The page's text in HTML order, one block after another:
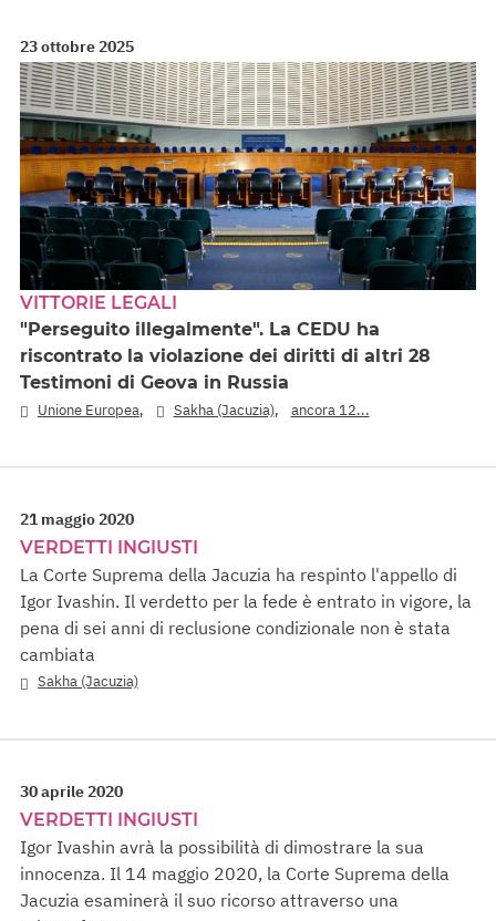
23 ottobre 2025
VITTORIE LEGALI
"Perseguito illegalmente". La CEDU ha
riscontrato la violazione dei diritti di altri 28
Testimoni di Geova in Russia
Unione Europea, Sakha (Jacuzia), ancora 12...
21 maggio 2020
VERDETTI INGIUSTI
La Corte Suprema della Jacuzia ha respinto l'appello di
Igor Ivashin. Il verdetto per la fede è entrato in vigore, la
pena di sei anni di reclusione condizionale non è stata
cambiata
Sakha (Jacuzia)
30 aprile 2020
VERDETTI INGIUSTI
Igor Ivashin avrà la possibilità di dimostrare la sua
innocenza. Il 14 maggio 2020, la Corte Suprema della
Jacuzia esaminerà il suo ricorso attraverso una